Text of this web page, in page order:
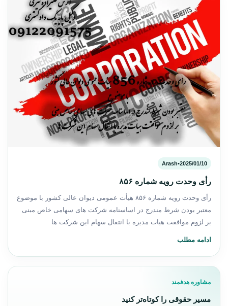
2025/01/10
•
Arash
رأی وحدت رویه شماره ۸۵۶
رأی وحدت رویه شماره ۸۵۶ هیأت عمومی دیوان عالی كشور با موضوع
معتبر بودن شرط مندرج در اساسنامه شرکت های سهامی خاص مبنی
بر لزوم موافقت هیات مدیره با انتقال سهام این شرکت ها
ادامه مطلب
مشاوره هدفمند
مسیر حقوقی را کوتاه‌تر کنید